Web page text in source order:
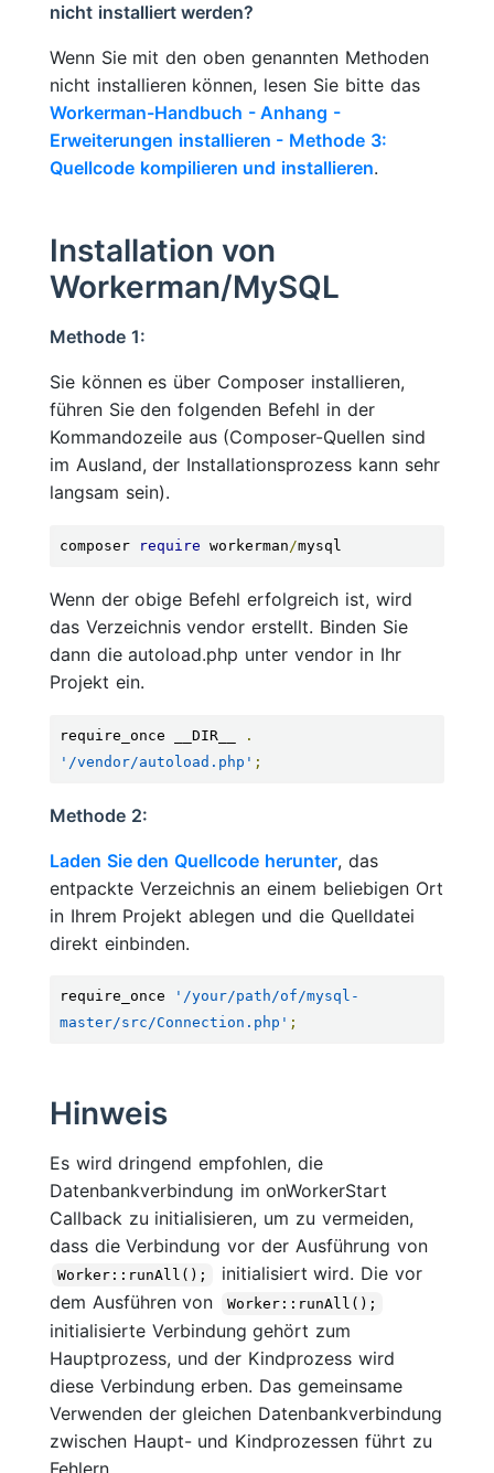
nicht installiert werden?
Wenn Sie mit den oben genannten Methoden
nicht installieren können, lesen Sie bitte das
Workerman-Handbuch - Anhang -
Erweiterungen installieren - Methode 3:
Quellcode kompilieren und installieren.
Installation von
Workerman/MySQL
Methode 1:
Sie können es über Composer installieren,
führen Sie den folgenden Befehl in der
Kommandozeile aus (Composer-Quellen sind
im Ausland, der Installationsprozess kann sehr
langsam sein).
composer require workerman/mysql
Wenn der obige Befehl erfolgreich ist, wird
das Verzeichnis vendor erstellt. Binden Sie
dann die autoload.php unter vendor in Ihr
Projekt ein.
require_once __DIR__
.
'/vendor/autoload.php' ;
Methode 2:
Laden Sie den Quellcode herunter, das
entpackte Verzeichnis an einem beliebigen Ort
in Ihrem Projekt ablegen und die Quelldatei
direkt einbinden.
require_once
'/your/path/of/mysql-
master/src/Connection.php' ;
Hinweis
Es wird dringend empfohlen, die
Datenbankverbindung im onWorkerStart
Callback zu initialisieren, um zu vermeiden,
dass die Verbindung vor der Ausführung von
Worker::runAll();
initialisiert wird. Die vor
dem Ausführen von
Worker::runAll();
initialisierte Verbindung gehört zum
Hauptprozess, und der Kindprozess wird
diese Verbindung erben. Das gemeinsame
Verwenden der gleichen Datenbankverbindung
zwischen Haupt- und Kindprozessen führt zu